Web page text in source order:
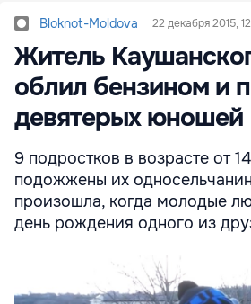
Bloknot-Moldova 22 декабря 2015,
Житель
облил бензином и
девятерых юношей
9 подростков в возрасте от
подожжены их
произошла, когда молодые
день рождения одного из